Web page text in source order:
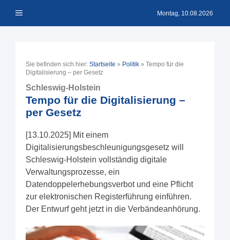
Inhalt Menü Montag, 10.08.2026
Sie befinden sich hier: Startseite » Politik » Tempo für die
Digitalisierung – per Gesetz
Schleswig-Holstein
Tempo für die Digitalisierung –
per Gesetz
[13.10.2025] Mit einem
Digitalisierungsbeschleunigungsgesetz will
Schleswig-Holstein vollständig digitale
Verwaltungsprozesse, ein
Datendoppelerhebungsverbot und eine Pflicht
zur elektronischen Registerführung einführen.
Der Entwurf geht jetzt in die Verbändeanhörung.